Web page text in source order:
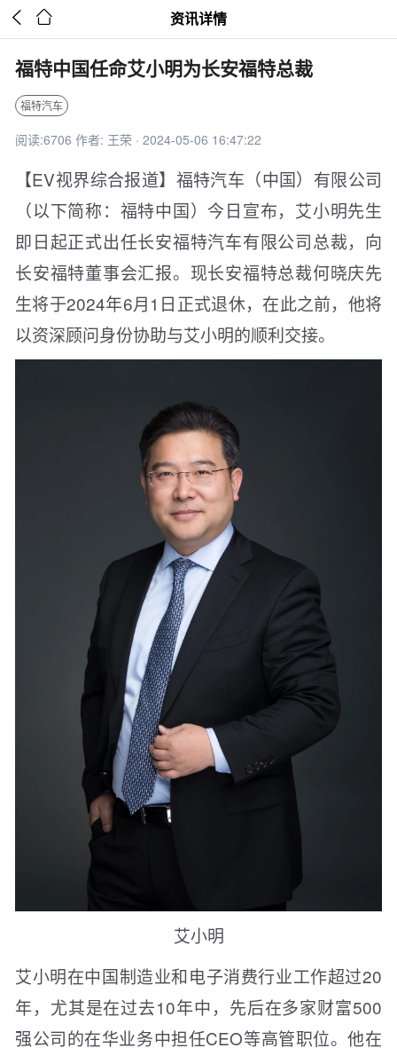
  资讯详情
福特中国任命艾小明为长安福特总裁
福特汽车
阅读:6706 作者: 王荣 · 2024-05-06 16:47:22
【EV视界综合报道】福特汽车（中国）有限公司
（以下简称：福特中国）今日宣布，艾小明先生
即日起正式出任长安福特汽车有限公司总裁，向
长安福特董事会汇报。现长安福特总裁何晓庆先
生将于2024年6月1日正式退休，在此之前，他将
以资深顾问身份协助与艾小明的顺利交接。
艾小明
艾小明在中国制造业和电子消费行业工作超过20
年，尤其是在过去10年中，先后在多家财富500
强公司的在华业务中担任CEO等高管职位。他在